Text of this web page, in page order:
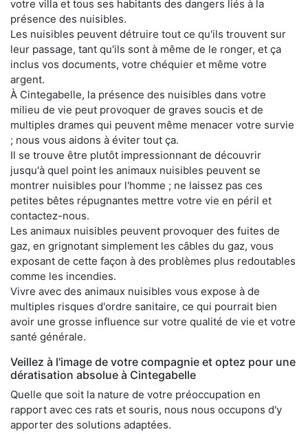
votre villa et tous ses habitants des dangers liés à la
présence des nuisibles.
Les nuisibles peuvent détruire tout ce qu'ils trouvent sur
leur passage, tant qu'ils sont à même de le ronger, et ça
inclus vos documents, votre chéquier et même votre
argent.
À Cintegabelle, la présence des nuisibles dans votre
milieu de vie peut provoquer de graves soucis et de
multiples drames qui peuvent même menacer votre survie
; nous vous aidons à éviter tout ça.
Il se trouve être plutôt impressionnant de découvrir
jusqu'à quel point les animaux nuisibles peuvent se
montrer nuisibles pour l'homme ; ne laissez pas ces
petites bêtes répugnantes mettre votre vie en péril et
contactez-nous.
Les animaux nuisibles peuvent provoquer des fuites de
gaz, en grignotant simplement les câbles du gaz, vous
exposant de cette façon à des problèmes plus redoutables
comme les incendies.
Vivre avec des animaux nuisibles vous expose à de
multiples risques d'ordre sanitaire, ce qui pourrait bien
avoir une grosse influence sur votre qualité de vie et votre
santé générale.
Veillez à l'image de votre compagnie et optez pour une
dératisation absolue à Cintegabelle
Quelle que soit la nature de votre préoccupation en
rapport avec ces rats et souris, nous nous occupons d'y
apporter des solutions adaptées.